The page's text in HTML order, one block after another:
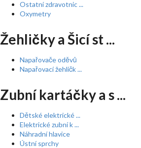
Ostatní zdravotnic ...
Oxymetry
Žehličky a Šicí st ...
Napařovače oděvů
Napařovací žehličk ...
Zubní kartáčky a s ...
Dětské elektrické ...
Elektrické zubní k ...
Náhradní hlavice
Ústní sprchy